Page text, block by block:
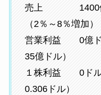
売上 1400億
（2％～8％増加）
営業利益 0億ド
35億ドル）
１株利益 0ドル
0.306ドル）